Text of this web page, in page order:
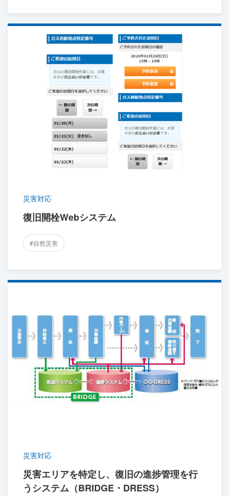
災害対応
復旧開栓Webシステム
#自然災害
災害対応
災害エリアを特定し、復旧の進捗管理を行
うシステム（BRIDGE・DRESS）